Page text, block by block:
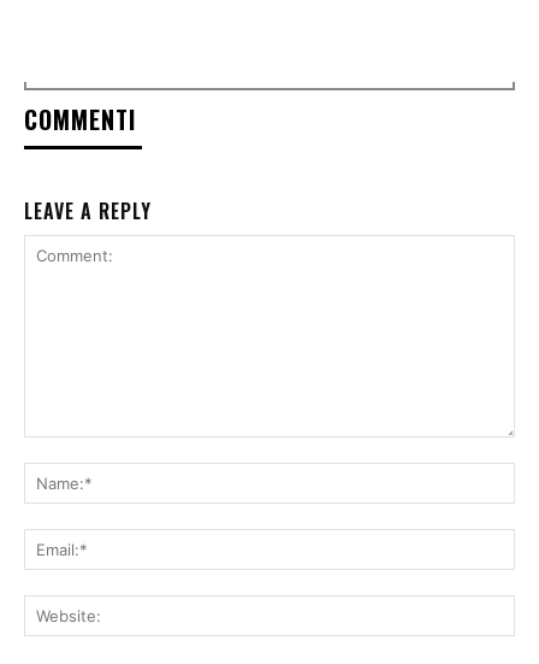
COMMENTI
LEAVE A REPLY